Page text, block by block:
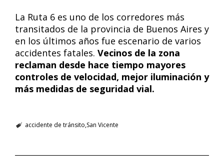
La Ruta 6 es uno de los corredores más
transitados de la provincia de Buenos Aires y
en los últimos años fue escenario de varios
accidentes fatales. Vecinos de la zona
reclaman desde hace tiempo mayores
controles de velocidad, mejor iluminación y
más medidas de seguridad vial.
accidente de tránsito San Vicente